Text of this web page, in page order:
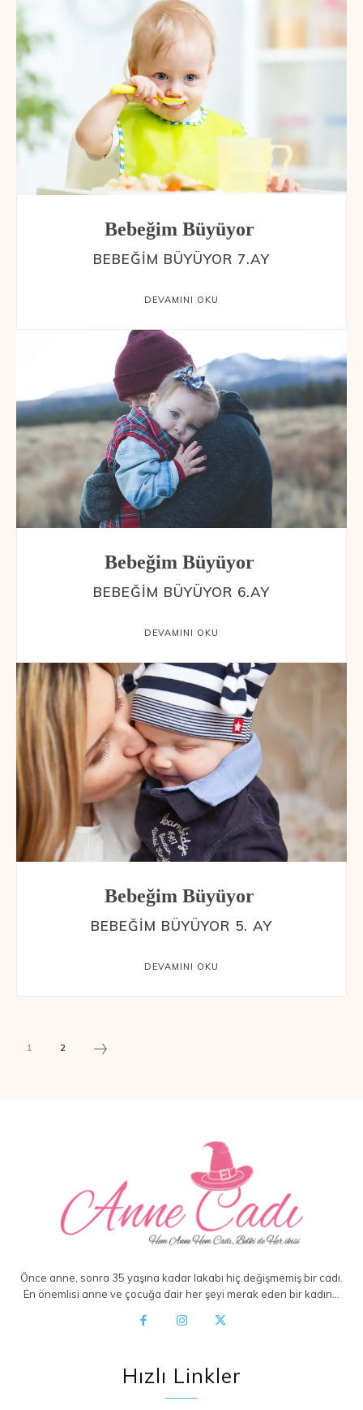
Bebeğim Büyüyor
BEBEĞIM BÜYÜYOR 7.AY
DEVAMINI OKU
Bebeğim Büyüyor
BEBEĞIM BÜYÜYOR 6.AY
DEVAMINI OKU
Bebeğim Büyüyor
BEBEĞIM BÜYÜYOR 5. AY
DEVAMINI OKU
1 2
Önce anne, sonra 35 yaşına kadar lakabı hiç değişmemiş bir cadı.
En önemlisi anne ve çocuğa dair her şeyi merak eden bir kadın…
Hızlı Linkler